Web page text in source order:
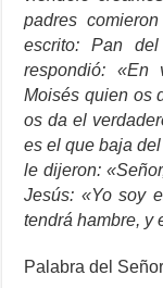
padres
escrito: Pan
respondió:
Moisés quien os
os da el
es el que baja
le dijeron:
Jesús: «Yo soy
tendrá hambre, y
Palabra del Señor